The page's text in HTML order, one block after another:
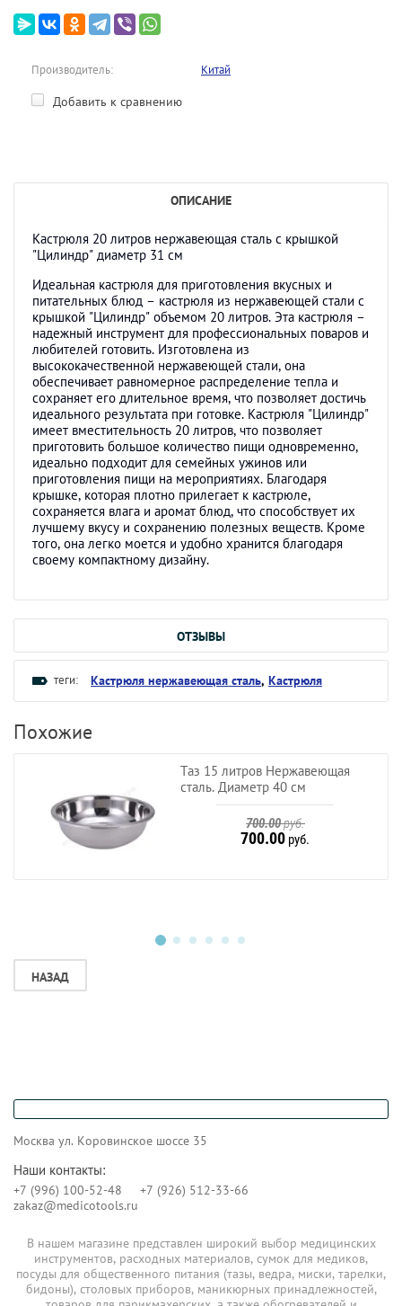
Производитель: Китай
Добавить к сравнению
ОПИСАНИЕ
Кастрюля 20 литров нержавеющая сталь с крышкой
"Цилиндр" диаметр 31 см
Идеальная кастрюля для приготовления вкусных и
питательных блюд – кастрюля из нержавеющей стали с
крышкой "Цилиндр" объемом 20 литров. Эта кастрюля –
надежный инструмент для профессиональных поваров и
любителей готовить. Изготовлена из
высококачественной нержавеющей стали, она
обеспечивает равномерное распределение тепла и
сохраняет его длительное время, что позволяет достичь
идеального результата при готовке. Кастрюля "Цилиндр"
имеет вместительность 20 литров, что позволяет
приготовить большое количество пищи одновременно,
идеально подходит для семейных ужинов или
приготовления пищи на мероприятиях. Благодаря
крышке, которая плотно прилегает к кастрюле,
сохраняется влага и аромат блюд, что способствует их
лучшему вкусу и сохранению полезных веществ. Кроме
того, она легко моется и удобно хранится благодаря
своему компактному дизайну.
ОТЗЫВЫ
теги: Кастрюля нержавеющая сталь, Кастрюля
Похожие
Таз 15 литров Нержавеющая
сталь. Диаметр 40 см
700.00руб.
700.00 руб.
НАЗАД
Москва ул. Коровинское шоссе 35
Наши контакты:
+7 (996) 100-52-48
+7 (926) 512-33-66
zakaz@medicotools.ru
В нашем магазине представлен широкий выбор медицинских
инструментов, расходных материалов, сумок для медиков,
посуды для общественного питания (тазы, ведра, миски, тарелки,
бидоны), столовых приборов, маникюрных принадлежностей,